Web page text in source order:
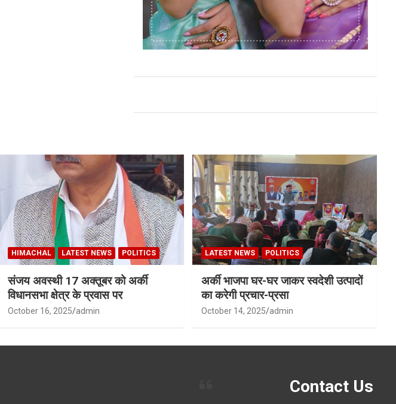
HIMACHAL LATEST NEWS POLITICS
संजय अवस्थी 17 अक्तूबर को अर्की
विधानसभा क्षेत्र के प्रवास पर
October 16, 2025 admin
LATEST NEWS POLITICS
अर्की भाजपा घर-घर जाकर स्वदेशी उत्पादों
का करेगी प्रचार-प्रसा
October 14, 2025 admin
Contact Us